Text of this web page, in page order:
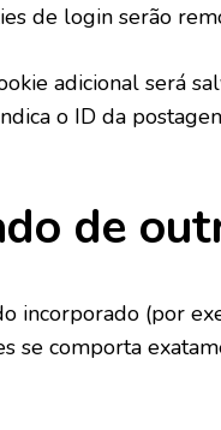
de login serão
adicional será
o ID da
de
incorporado (por
se comporta